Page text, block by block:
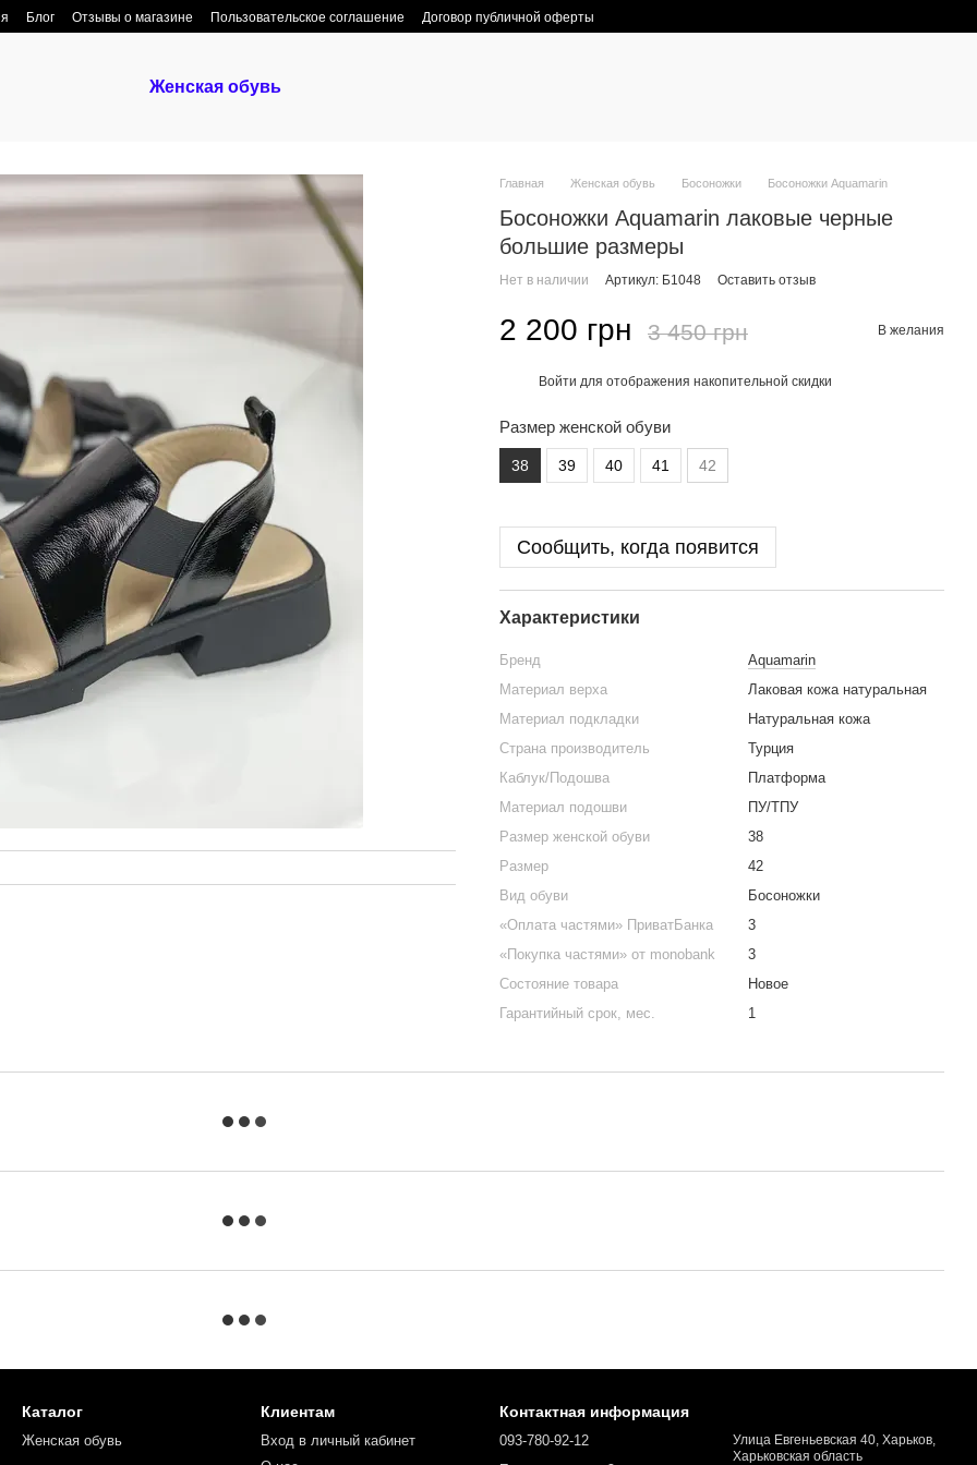
Блог Отзывы о магазине Пользовательское соглашение Договор публичной оферты
Женская обувь
Главная Женская обувь Босоножки Босоножки Aquamarin
Босоножки Aquamarin лаковые черные
большие размеры
Нет в наличии Артикул: Б1048 Оставить отзыв
2 200 грн 3 450 грн В желания
Войти для отображения накопительной скидки
Размер женской обуви
38 39 40 41 42
Сообщить, когда появится
Характеристики
Бренд
Aquamarin
Материал верха
Лаковая кожа натуральная
Материал подкладки
Натуральная кожа
Страна производитель
Турция
Каблук/Подошва
Платформа
Материал подошви
ПУ/ТПУ
Размер женской обуви
38
Размер
42
Вид обуви
Босоножки
«Оплата частями» ПриватБанка
3
«Покупка частями» от monobank
3
Состояние товара
Новое
Гарантийный срок, мес.
1
Каталог
Женская обувь
Клиентам
Вход в личный кабинет
Контактная информация
093-780-92-12
Улица Евгеньевская 40, Харьков,
Харьковская область